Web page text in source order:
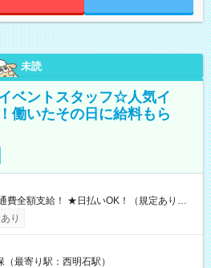
未読
ベントスタッフ☆人気イ
働いたその日に給料もら
GET♪ お仕事後はコンビニATMから 日払
り
最寄り駅：西明石駅）